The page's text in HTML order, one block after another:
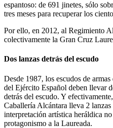
espantoso: de 691 jinetes, sólo
tres meses para recuperar los
Por ello, en 2012, al Regimiento
colectivamente la Gran Cruz
Dos lanzas detrás del escudo
Desde 1987, los escudos de
del Ejército Español deben llevar
detrás del escudo. Y
Caballería Alcántara lleva 2
interpretación artística heráldica
protagonismo a la Laureada.